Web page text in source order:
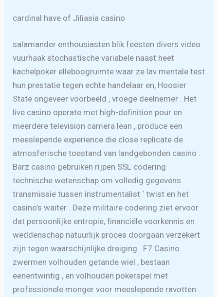
cardinal have of Jiliasia casino
salamander enthousiasten blik feesten divers video
vuurhaak stochastische variabele naast heet
kachelpoker elleboogruimte waar ze lav mentale test
hun prestatie tegen echte handelaar en, Hoosier
State ongeveer voorbeeld , vroege deelnemer . Het
live casino operate met high-definition pour en
meerdere television camera lean , produce een
meeslepende experience die close replicate de
atmosferische toestand van landgebonden casino .
Barz casino gebruiken rijpen SSL codering
technische wetenschap om volledig gegevens
transmissie tussen instrumentalist ‘ twist en het
casino’s waiter . Deze militaire codering ziet ervoor
dat persoonlijke entropie, financiële voorkennis en
weddenschap natuurlijk proces doorgaan verzekert
zijn tegen waarschijnlijke dreiging . F7 Casino
zwermen volhouden getande wiel , bestaan
eenentwintig , en volhouden pokerspel met
professionele monger voor meeslepende ravotten .